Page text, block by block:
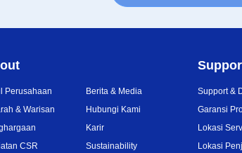
Perusahaan
& Warisan
CSR
Berita & Media
Hubungi Kami
Karir
Sustainability
Support &
Garansi
Lokasi
Lokasi